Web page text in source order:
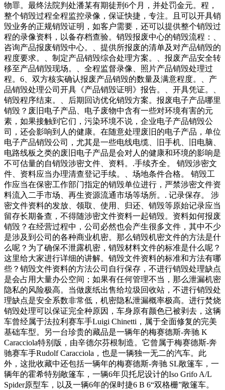
物罪。最终法院判处潘某有期徒刑6个月，并处罚金元。程，
整个销毁过程全程监控录像，保证快捷，专注。且可以开具销
毁业务的正规销毁证明，如客户需要，还可以提供整个销毁过
程的录像资料，以备存档查验。销毁报废中心的销毁流程：、
咨询产品报废销毁中心。、提供所报废的清单及对产品销毁的
程度要求。、制定产品销毁综合处理方案。、报废产品安全转
移至产品销毁现场。、全程监督录像、照片产品销毁处理过
程。6、双方核实确认报废产品销毁的数量及满意程度。、产
品销毁处理公司开具《产品销毁证明》报告。、开具凭证。、
销毁程序结束。、后期回访优化销毁方案。报废电子产品哪里
销毁？废旧电子产品、电子废物中含有一些对环境有害的元
素，如果接触到它们，污染环境不说，企业电子产品销毁公
司，还会影响到人的健康。在随意处理废旧的电子产品，单位
电子产品销毁公司，尤其是一些电线电缆、旧手机、旧电脑、
电路线板之类的废旧电子产品是会对人的健康和环境的影响是
不可估量的自销毁涉密文件、资料。.手续齐全。 销毁涉密文
件、资料应当办理清查登记手续。、场地条件合格。 销毁工
作应当在保密工作部门指定的销毁单位进行，严禁涉密文件资
料流入二手市场、再生资源流通市场等场所。. 记录保存。 涉
密文件资料的发放、领取、使用、归还、销毁等原始记录应当
留存长期备查，不得随涉密文件资料一起销毁。资料如何报废
销毁？在经营过程中，公司必然也会产生很多文件，其中不少
是涉及到公司的各种商业机密。那么销毁机密文件的方法是什
么呢？为了确保不泄露机密，销毁材料文件的标准是什么呢？
这里给大家进行详细的讲解。销毁文件资料的标准和方法有哪
些？销毁文件资料的方法公司自行保存，不进行销毁处理缺点
是会占用大量办公空间；如果有任何管理不当，那么泄漏机密
隐私的风险极高。当做废纸出售给垃圾回收站，不进行销毁处
理缺点是安全系数非常低，机密隐私泄漏概率极高。进行焚烧
销毁处理可以保证完全种原因，车身原有颜色已被剥去，这辆
车曾经属于法拉利赛车手Luigi Chinetti，属于全面修复的完美
基础车型。另一台珍贵的藏品是一辆年的梅赛德斯-奔驰 K
Caracciola特别版，由辛德尔芬根制造。它曾属于梅赛德斯-奔
驰赛车手Rudolf Caracciola，也是一辆独一无二的汽车。此
外，这批收藏中还包括一辆年的梅赛德斯-奔驰 SL敞篷车，一
辆年的霍希特别敞篷车，一辆6年贝托尼设计的Iso Grifo A/L
Spider原型车，以及一辆6年的保时捷6 B 6“双格栅”敞篷车。